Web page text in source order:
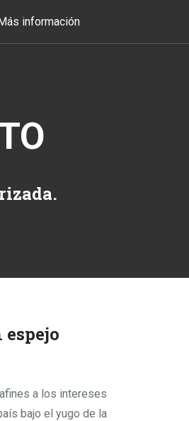
información
a los intereses
bajo el yugo de la